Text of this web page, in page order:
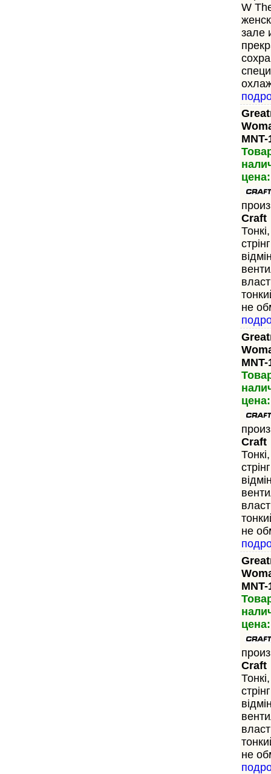
W
зале
Craft
не
Craft
не
Craft
не